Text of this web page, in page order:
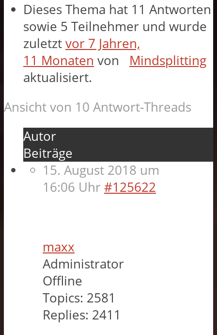
Dieses Thema hat 11 Antworten
sowie 5 Teilnehmer und wurde
zuletzt vor 7 Jahren,
11 Monaten von
Mindsplitting
aktualisiert.
Ansicht von 10 Antwort-Threads
Autor
Beiträge
15. August 2018 um
16:06 Uhr #125622
maxx
Administrator
Offline
Topics: 2581
Replies: 2411